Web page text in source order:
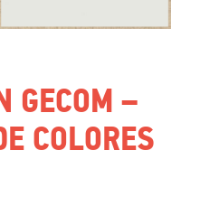
GECOM –
COLORES